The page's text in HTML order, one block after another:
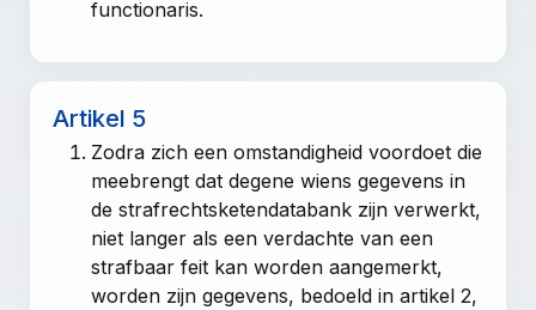
functionaris.
Artikel 5
Zodra zich een omstandigheid voordoet die
meebrengt dat degene wiens gegevens in
de strafrechtsketendatabank zijn verwerkt,
niet langer als een verdachte van een
strafbaar feit kan worden aangemerkt,
worden zijn gegevens, bedoeld inartikel 2,